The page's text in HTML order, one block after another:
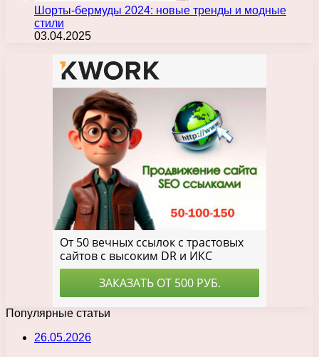
Шорты-бермуды 2024: новые тренды и модные
стили
03.04.2025
Популярные статьи
26.05.2026